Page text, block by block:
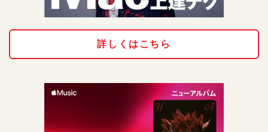
詳しくはこちら